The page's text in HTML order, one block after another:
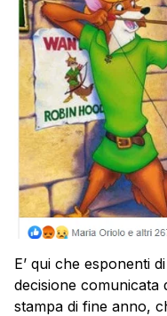
E’ qui che esponenti
decisione
stampa di fine anno,